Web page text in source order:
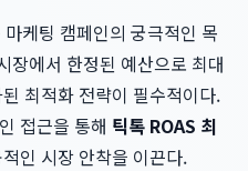
케팅 캠페인의 궁극적인 목
장에서 한정된 예산으로 최대
최적화 전략이 필수적이다.
접근을 통해 틱톡 ROAS 최
인 시장 안착을 이끈다.